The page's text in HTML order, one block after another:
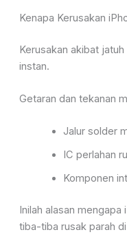
Kenapa Kerusakan
Kerusakan akibat
instan.
Getaran dan tekanan
Jalur solder
IC perlahan
Komponen
Inilah alasan mengapa
tiba-tiba rusak parah